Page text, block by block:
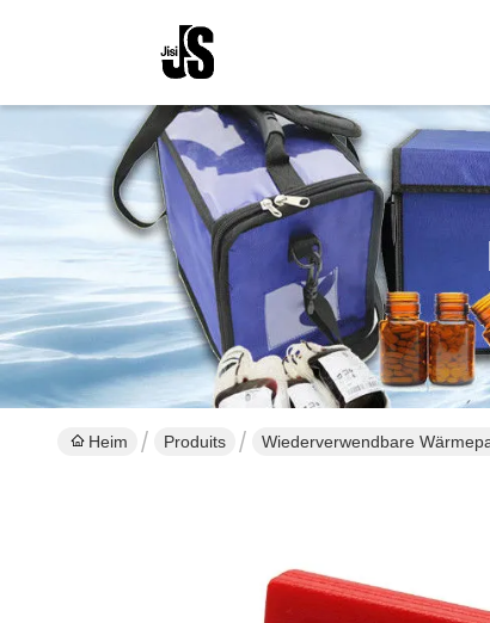
Heim Produits Wiederverwendbare